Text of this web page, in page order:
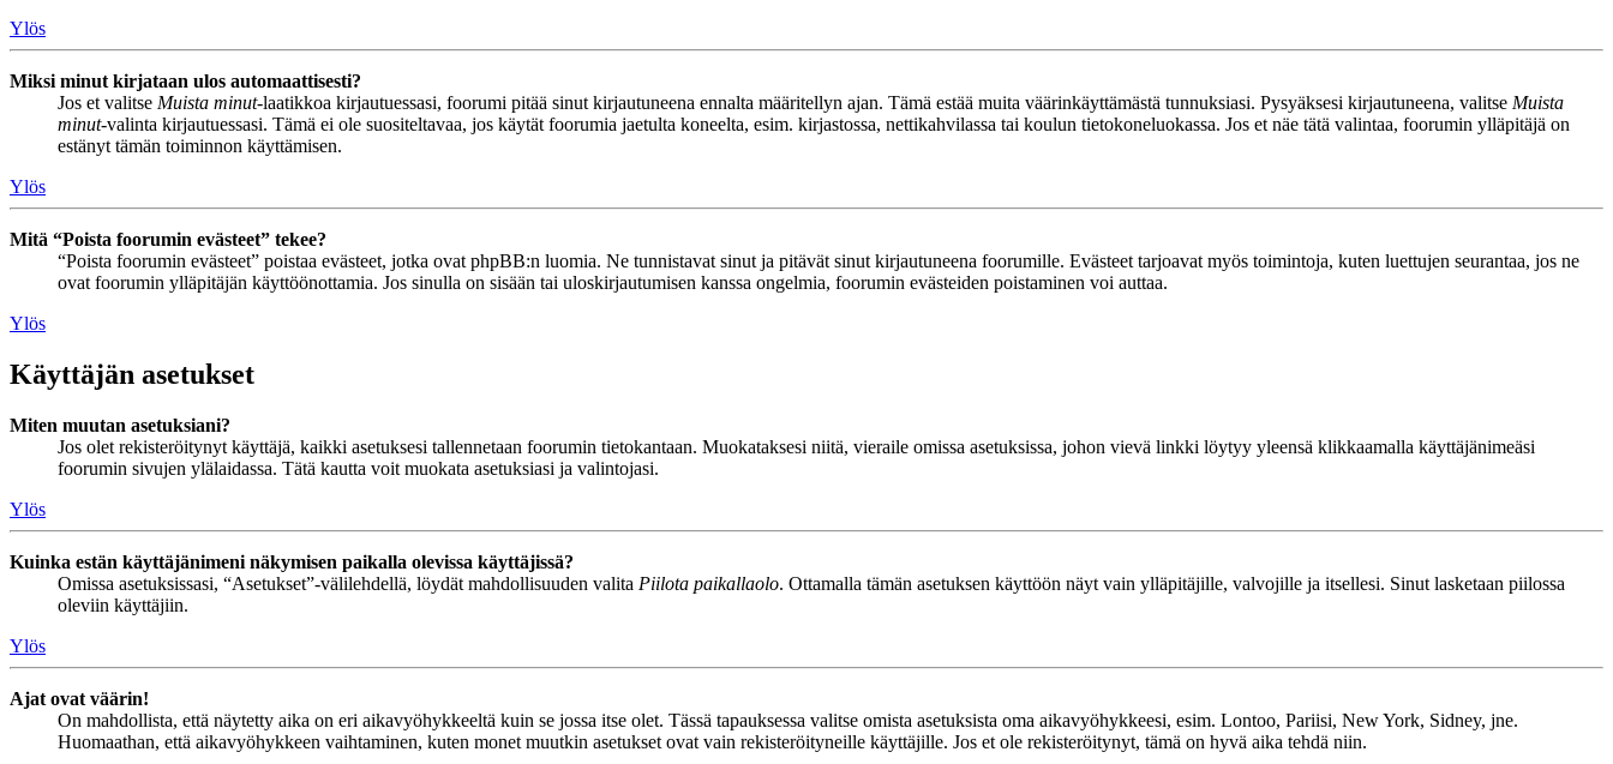
Ylös
Miksi minut kirjataan ulos automaattisesti?
Jos et valitse Muista minut-laatikkoa kirjautuessasi, foorumi pitää sinut kirjautuneena ennalta määritellyn ajan. Tämä estää muita väärinkäyttämästä tunnuksiasi. Pysyäksesi kirjautuneena, valitse Muista
minut-valinta kirjautuessasi. Tämä ei ole suositeltavaa, jos käytät foorumia jaetulta koneelta, esim. kirjastossa, nettikahvilassa tai koulun tietokoneluokassa. Jos et näe tätä valintaa, foorumin ylläpitäjä on
estänyt tämän toiminnon käyttämisen.
Ylös
Mitä “Poista foorumin evästeet” tekee?
“Poista foorumin evästeet” poistaa evästeet, jotka ovat phpBB:n luomia. Ne tunnistavat sinut ja pitävät sinut kirjautuneena foorumille. Evästeet tarjoavat myös toimintoja, kuten luettujen seurantaa, jos ne
ovat foorumin ylläpitäjän käyttöönottamia. Jos sinulla on sisään tai uloskirjautumisen kanssa ongelmia, foorumin evästeiden poistaminen voi auttaa.
Ylös
Käyttäjän asetukset
Miten muutan asetuksiani?
Jos olet rekisteröitynyt käyttäjä, kaikki asetuksesi tallennetaan foorumin tietokantaan. Muokataksesi niitä, vieraile omissa asetuksissa, johon vievä linkki löytyy yleensä klikkaamalla käyttäjänimeäsi
foorumin sivujen ylälaidassa. Tätä kautta voit muokata asetuksiasi ja valintojasi.
Ylös
Kuinka estän käyttäjänimeni näkymisen paikalla olevissa käyttäjissä?
Omissa asetuksissasi, “Asetukset”-välilehdellä, löydät mahdollisuuden valita Piilota paikallaolo. Ottamalla tämän asetuksen käyttöön näyt vain ylläpitäjille, valvojille ja itsellesi. Sinut lasketaan piilossa
oleviin käyttäjiin.
Ylös
Ajat ovat väärin!
On mahdollista, että näytetty aika on eri aikavyöhykkeeltä kuin se jossa itse olet. Tässä tapauksessa valitse omista asetuksista oma aikavyöhykkeesi, esim. Lontoo, Pariisi, New York, Sidney, jne.
Huomaathan, että aikavyöhykkeen vaihtaminen, kuten monet muutkin asetukset ovat vain rekisteröityneille käyttäjille. Jos et ole rekisteröitynyt, tämä on hyvä aika tehdä niin.